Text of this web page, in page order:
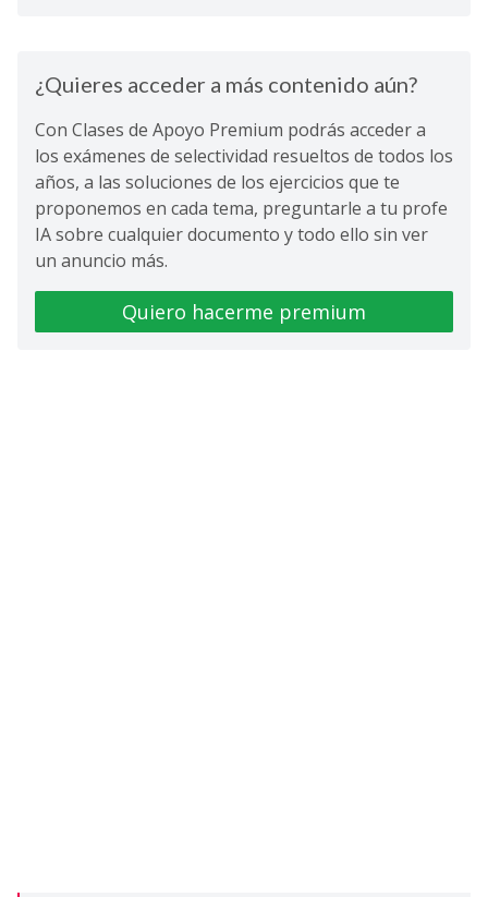
¿Quieres acceder a más contenido aún?
Con Clases de Apoyo Premium podrás acceder a
los exámenes de selectividad resueltos de todos los
años, a las soluciones de los ejercicios que te
proponemos en cada tema, preguntarle a tu profe
IA sobre cualquier documento y todo ello sin ver
un anuncio más.
Quiero hacerme premium